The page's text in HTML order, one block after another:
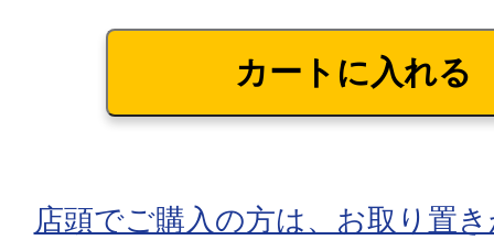
店頭でご購入の方は、お取り置